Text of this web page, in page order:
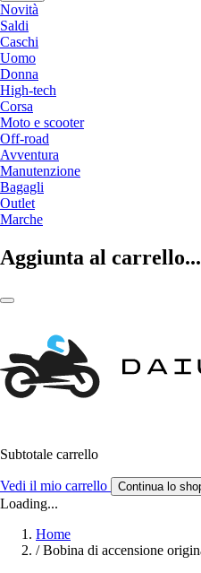
Novità
Saldi
Caschi
Uomo
Donna
High-tech
Corsa
Moto e scooter
Off-road
Avventura
Manutenzione
Bagagli
Outlet
Marche
Aggiunta al carrello...
Subtotale carrello
Vedi il mio carrello Continua lo
Loading...
Home
/ Bobina di accensione